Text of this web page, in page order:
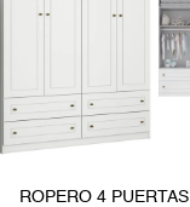
ROPERO 4